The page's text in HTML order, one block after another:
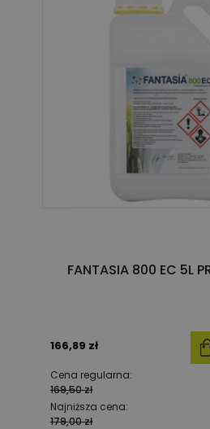
FANTASIA 800 EC 5L
166,89 zł
Cena regularna:
169,50 zł
Najniższa cena:
179,00 zł